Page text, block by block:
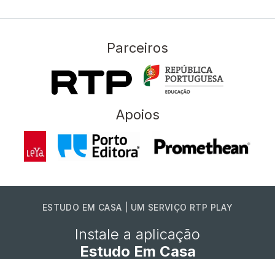
Parceiros
Apoios
ESTUDO EM CASA | UM SERVIÇO RTP PLAY
Instale a aplicação
Estudo Em Casa